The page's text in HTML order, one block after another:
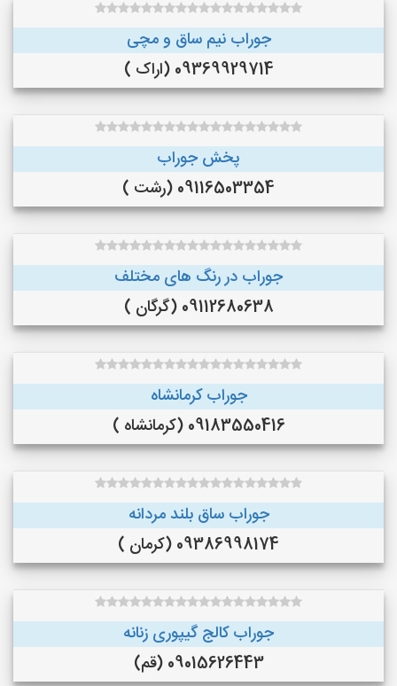
جوراب نیم ساق و مچی
09369929714 (اراک )
پخش جوراب
09116503354 (رشت )
جوراب در رنگ‌ های مختلف
09112680638 (گرگان )
جوراب کرمانشاه
09183550416 (کرمانشاه )
جوراب ساق بلند مردانه
09386998174 (کرمان )
جوراب کالج گیپوری زنانه
09015626443 (قم)